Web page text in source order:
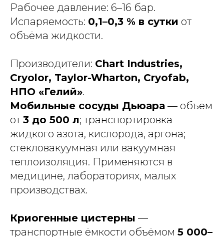
Рабочее давление: 6–16 бар.
Испаряемость: 0,1–0,3 % в сутки от
объёма жидкости.
Производители: Chart Industries,
Cryolor, Taylor-Wharton, Cryofab,
НПО «Гелий».
Мобильные сосуды Дьюара — объём
от 3 до 500 л; транспортировка
жидкого азота, кислорода, аргона;
стекловакуумная или вакуумная
теплоизоляция. Применяются в
медицине, лабораториях, малых
производствах.
Криогенные цистерны —
транспортные ёмкости объёмом 5 000–